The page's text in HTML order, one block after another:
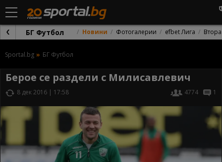
БГ Футбол Новини Фотогалерии efbet Лига
Sportal.bg БГ Футбол
Берое се раздели с Милисавлевич
8 дек 2016 | 17:58 4774 1